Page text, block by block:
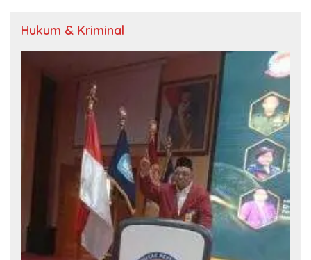
Hukum & Kriminal